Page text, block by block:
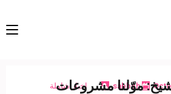
sabbeh اخبار شاملة
موّلنا مشروعات